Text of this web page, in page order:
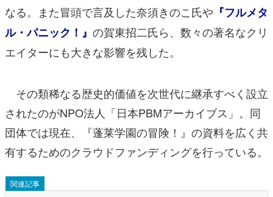
なる。また冒頭で言及した奈須きのこ氏や 『フルメタ
ル・パニック！』 の賀東招二氏ら、数々の著名なクリ
エイターにも大きな影響を残した。
その類稀なる歴史的価値を次世代に継承すべく設立
されたのがNPO法人「日本PBMアーカイブス」。同
団体では現在、『蓬莱学園の冒険！』の資料を広く共
有するためのクラウドファンディングを行っている。
関連記事